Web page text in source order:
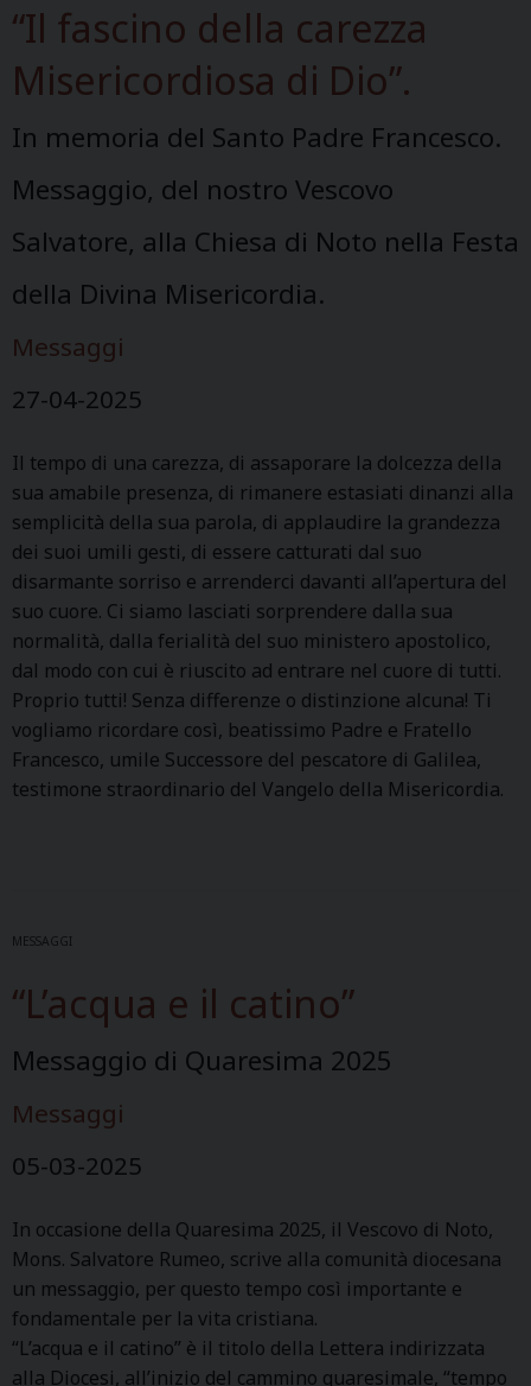
“Il fascino della carezza
Misericordiosa di Dio”.
In memoria del Santo Padre Francesco.
Messaggio, del nostro Vescovo
Salvatore, alla Chiesa di Noto nella Festa
della Divina Misericordia.
Messaggi
27-04-2025
Il tempo di una carezza, di assaporare la dolcezza della
sua amabile presenza, di rimanere estasiati dinanzi alla
semplicità della sua parola, di applaudire la grandezza
dei suoi umili gesti, di essere catturati dal suo
disarmante sorriso e arrenderci davanti all’apertura del
suo cuore. Ci siamo lasciati sorprendere dalla sua
normalità, dalla ferialità del suo ministero apostolico,
dal modo con cui è riuscito ad entrare nel cuore di tutti.
Proprio tutti! Senza differenze o distinzione alcuna! Ti
vogliamo ricordare così, beatissimo Padre e Fratello
Francesco, umile Successore del pescatore di Galilea,
testimone straordinario del Vangelo della Misericordia.
MESSAGGI
“L’acqua e il catino”
Messaggio di Quaresima 2025
Messaggi
05-03-2025
In occasione della Quaresima 2025, il Vescovo di Noto,
Mons. Salvatore Rumeo, scrive alla comunità diocesana
un messaggio, per questo tempo così importante e
fondamentale per la vita cristiana.
“L’acqua e il catino” è il titolo della Lettera indirizzata
alla Diocesi, all’inizio del cammino quaresimale, “tempo